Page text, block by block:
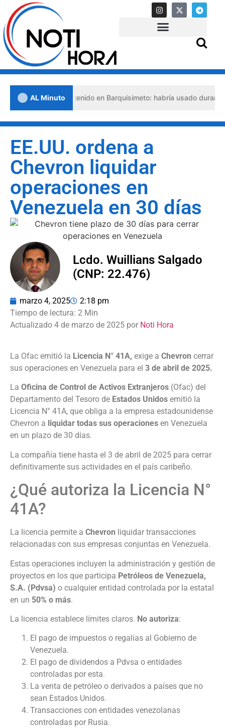
AL Minuto
abogado detenido en Barquisimeto: habría usado durante 13
EE.UU. ordena a
Chevron liquidar
operaciones en
Venezuela en 30 días
Lcdo. Wuillians Salgado
(CNP: 22.476)
marzo 4, 2025 2:18 pm
Actualizado 4 de marzo de 2025 por Noti Hora
La Ofac emitió la Licencia N° 41A, exige a Chevron cerrar
sus operaciones en Venezuela para el 3 de abril de 2025.
La Oficina de Control de Activos Extranjeros (Ofac) del
Departamento del Tesoro de Estados Unidos emitió la
Licencia N° 41A, que obliga a la empresa estadounidense
Chevron a liquidar todas sus operaciones en Venezuela
en un plazo de 30 días.
La compañía tiene hasta el 3 de abril de 2025 para cerrar
definitivamente sus actividades en el país caribeño.
¿Qué autoriza la Licencia N°
41A?
La licencia permite a Chevron liquidar transacciones
relacionadas con sus empresas conjuntas en Venezuela.
Estas operaciones incluyen la administración y gestión de
proyectos en los que participa Petróleos de Venezuela,
S.A. (Pdvsa) o cualquier entidad controlada por la estatal
en un 50% o más.
La licencia establece límites claros. No autoriza:
El pago de impuestos o regalías al Gobierno de
Venezuela.
El pago de dividendos a Pdvsa o entidades
controladas por esta.
La venta de petróleo o derivados a países que no
sean Estados Unidos.
Transacciones con entidades venezolanas
controladas por Rusia.